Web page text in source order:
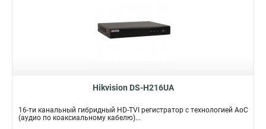
Hikvision DS-H216UA
16-ти канальный гибридный HD-TVI регистратор c технологией AoC
(аудио по коаксиальному кабелю)...